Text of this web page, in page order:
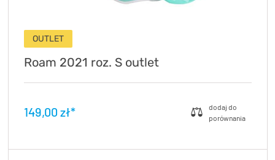
OUTLET
Roam 2021 roz. S outlet
149,00 zł*